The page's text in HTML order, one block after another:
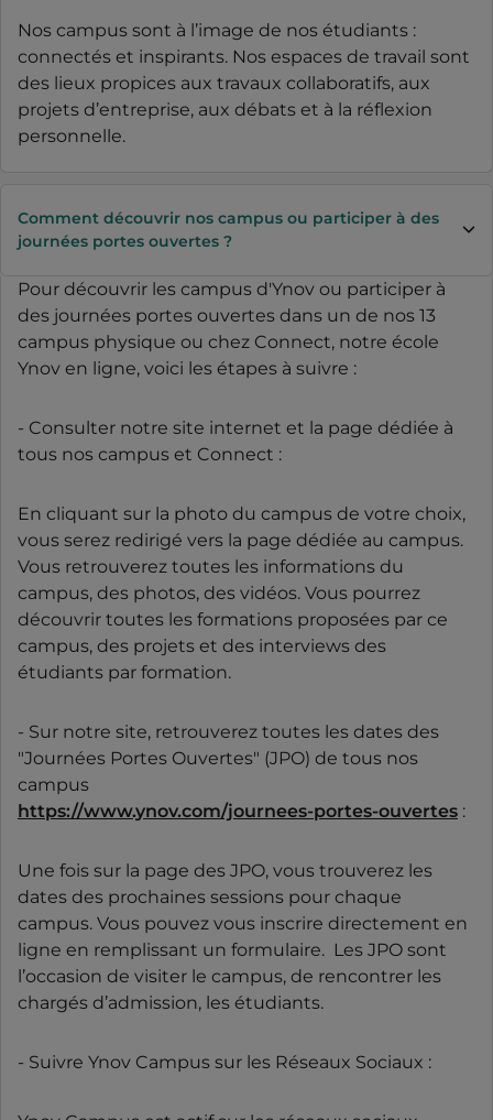
Nos campus sont à l’image de nos étudiants :
connectés et inspirants. Nos espaces de travail sont
des lieux propices aux travaux collaboratifs, aux
projets d’entreprise, aux débats et à la réflexion
personnelle.
Comment découvrir nos campus ou participer à des
journées portes ouvertes ?
Pour découvrir les campus d'Ynov ou participer à
des journées portes ouvertes dans un de nos 13
campus physique ou chez Connect, notre école
Ynov en ligne, voici les étapes à suivre :
- Consulter notre site internet et la page dédiée à
tous nos campus et Connect :
En cliquant sur la photo du campus de votre choix,
vous serez redirigé vers la page dédiée au campus.
Vous retrouverez toutes les informations du
campus, des photos, des vidéos. Vous pourrez
découvrir toutes les formations proposées par ce
campus, des projets et des interviews des
étudiants par formation.
- Sur notre site, retrouverez toutes les dates des
"Journées Portes Ouvertes" (JPO) de tous nos
campus
https://www.ynov.com/journees-portes-ouvertes :
Une fois sur la page des JPO, vous trouverez les
dates des prochaines sessions pour chaque
campus. Vous pouvez vous inscrire directement en
ligne en remplissant un formulaire. Les JPO sont
l’occasion de visiter le campus, de rencontrer les
chargés d’admission, les étudiants.
- Suivre Ynov Campus sur les Réseaux Sociaux :